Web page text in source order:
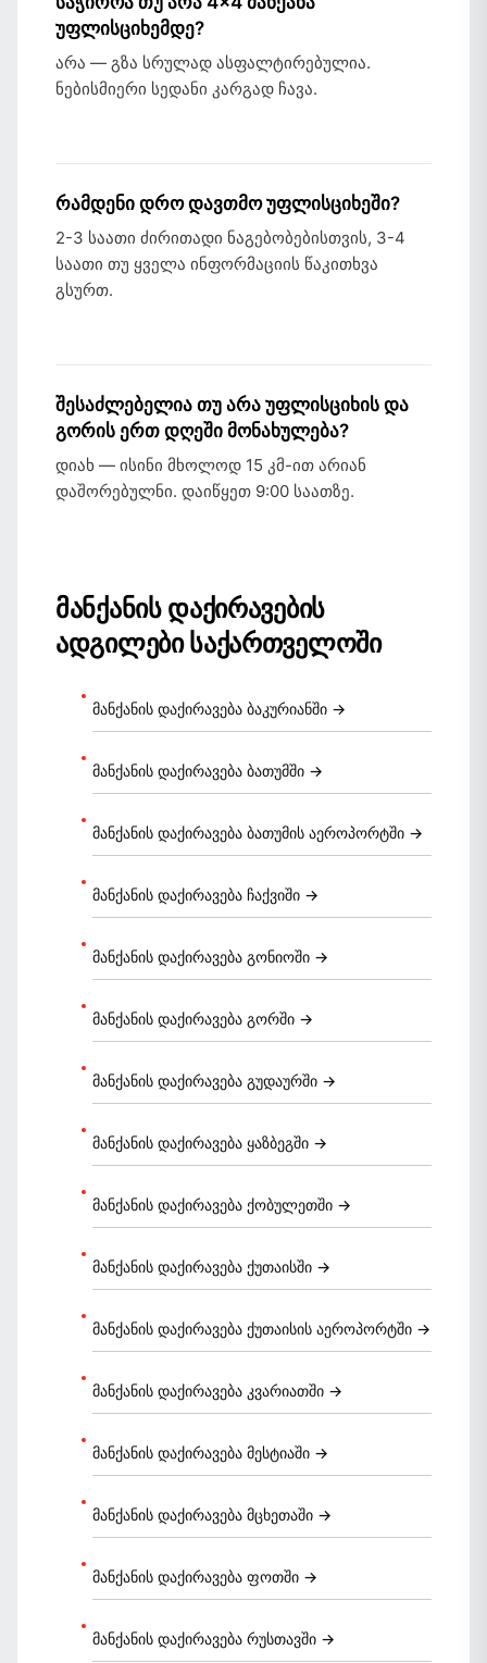
უფლისციხემდე?
არა — გზა სრულად ასფალტირებულია.
ნებისმიერი სედანი კარგად ჩავა.
რამდენი დრო დავთმო უფლისციხეში?
2-3 საათი ძირითადი ნაგებობებისთვის, 3-4
საათი თუ ყველა ინფორმაციის წაკითხვა
გსურთ.
შესაძლებელია თუ არა უფლისციხის და
გორის ერთ დღეში მონახულება?
დიახ — ისინი მხოლოდ 15 კმ-ით არიან
დაშორებულნი. დაიწყეთ 9:00 საათზე.
მანქანის დაქირავების
ადგილები საქართველოში
მანქანის დაქირავება ბაკურიანში →
მანქანის დაქირავება ბათუმში →
მანქანის დაქირავება ბათუმის აეროპორტში →
მანქანის დაქირავება ჩაქვიში →
მანქანის დაქირავება გონიოში →
მანქანის დაქირავება გორში →
მანქანის დაქირავება გუდაურში →
მანქანის დაქირავება ყაზბეგში →
მანქანის დაქირავება ქობულეთში →
მანქანის დაქირავება ქუთაისში →
მანქანის დაქირავება ქუთაისის აეროპორტში →
მანქანის დაქირავება კვარიათში →
მანქანის დაქირავება მესტიაში →
მანქანის დაქირავება მცხეთაში →
მანქანის დაქირავება ფოთში →
მანქანის დაქირავება რუსთავში →